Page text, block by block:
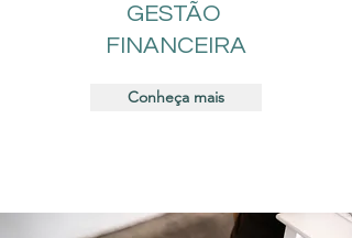
GESTÃO
FINANCEIRA
Conheça mais